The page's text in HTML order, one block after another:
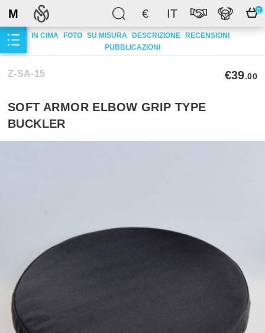
€ IT 0
M
IN CIMA FOTO SU MISURA DESCRIZIONE
RECENSIONI
PUBBLICAZIONI
Z-SA-15 €39.00
SOFT ARMOR ELBOW GRIP TYPE
BUCKLER